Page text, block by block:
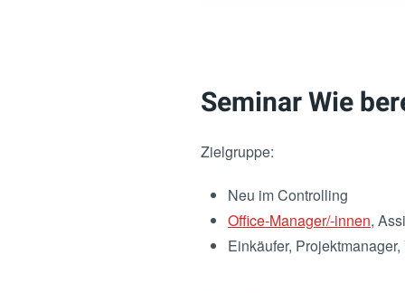
Seminar Wie
Zielgruppe:
Neu im Controlling
Office-Manager/-innen,
Einkäufer,